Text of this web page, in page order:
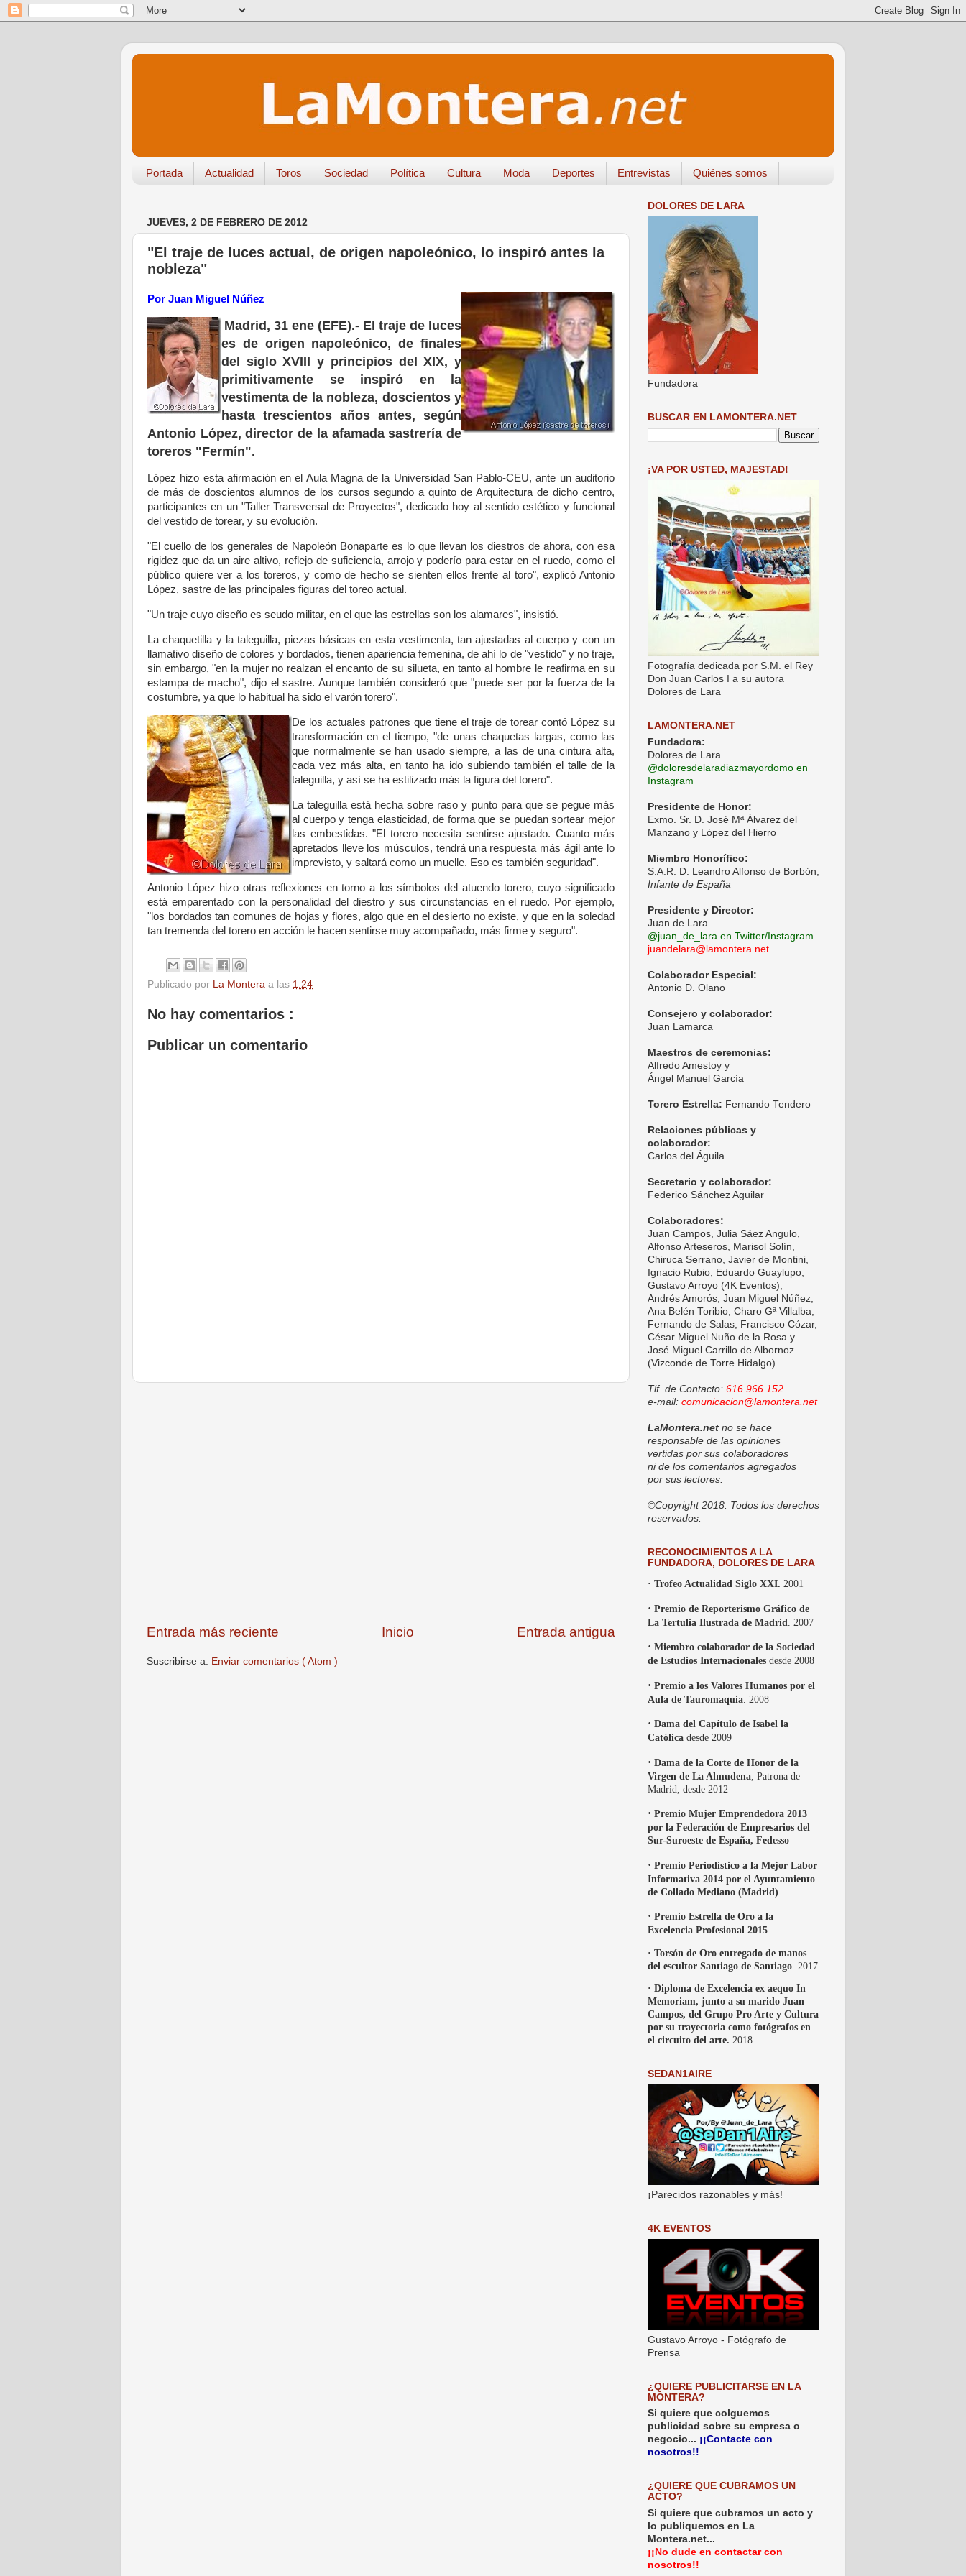
Portada Actualidad Toros Sociedad Política Cultura Moda Deportes Entrevistas Quiénes somos
JUEVES, 2 DE FEBRERO DE 2012
"El traje de luces actual, de origen napoleónico, lo inspiró antes la
nobleza"
Por Juan Miguel Núñez
Madrid, 31 ene (EFE).- El traje de luces
es de origen napoleónico, de finales
del siglo XVIII y principios del XIX, y
primitivamente se inspiró en la
vestimenta de la nobleza, doscientos y
hasta trescientos años antes, según
Antonio López, director de la afamada sastrería de
toreros "Fermín".
López hizo esta afirmación en el Aula Magna de la Universidad San Pablo-CEU, ante un auditorio
de más de doscientos alumnos de los cursos segundo a quinto de Arquitectura de dicho centro,
participantes en un "Taller Transversal de Proyectos", dedicado hoy al sentido estético y funcional
del vestido de torear, y su evolución.
"El cuello de los generales de Napoleón Bonaparte es lo que llevan los diestros de ahora, con esa
rigidez que da un aire altivo, reflejo de suficiencia, arrojo y poderío para estar en el ruedo, como el
público quiere ver a los toreros, y como de hecho se sienten ellos frente al toro", explicó Antonio
López, sastre de las principales figuras del toreo actual.
"Un traje cuyo diseño es seudo militar, en el que las estrellas son los alamares", insistió.
La chaquetilla y la taleguilla, piezas básicas en esta vestimenta, tan ajustadas al cuerpo y con un
llamativo diseño de colores y bordados, tienen apariencia femenina, de ahí lo de "vestido" y no traje,
sin embargo, "en la mujer no realzan el encanto de su silueta, en tanto al hombre le reafirma en su
estampa de macho", dijo el sastre. Aunque también consideró que "puede ser por la fuerza de la
costumbre, ya que lo habitual ha sido el varón torero".
De los actuales patrones que tiene el traje de torear contó López su
transformación en el tiempo, "de unas chaquetas largas, como las
que normalmente se han usado siempre, a las de una cintura alta,
cada vez más alta, en tanto ha ido subiendo también el talle de la
taleguilla, y así se ha estilizado más la figura del torero".
La taleguilla está hecha sobre raso y punto para que se pegue más
al cuerpo y tenga elasticidad, de forma que se puedan sortear mejor
las embestidas. "El torero necesita sentirse ajustado. Cuanto más
apretados lleve los músculos, tendrá una respuesta más ágil ante lo
imprevisto, y saltará como un muelle. Eso es también seguridad".
Antonio López hizo otras reflexiones en torno a los símbolos del atuendo torero, cuyo significado
está emparentado con la personalidad del diestro y sus circunstancias en el ruedo. Por ejemplo,
"los bordados tan comunes de hojas y flores, algo que en el desierto no existe, y que en la soledad
tan tremenda del torero en acción le hacen sentirse muy acompañado, más firme y seguro".
Publicado por La Montera a las 1:24
No hay comentarios :
Publicar un comentario
Entrada más reciente Entrada antigua
Inicio
Suscribirse a: Enviar comentarios ( Atom )
DOLORES DE LARA
Fundadora
BUSCAR EN LAMONTERA.NET
¡VA POR USTED, MAJESTAD!
Fotografía dedicada por S.M. el Rey
Don Juan Carlos I a su autora
Dolores de Lara
LAMONTERA.NET
Fundadora:
Dolores de Lara
@doloresdelaradiazmayordomo en
Instagram
Presidente de Honor:
Exmo. Sr. D. José Mª Álvarez del
Manzano y López del Hierro
Miembro Honorífico:
S.A.R. D. Leandro Alfonso de Borbón,
Infante de España
Presidente y Director:
Juan de Lara
@juan_de_lara en Twitter/Instagram
juandelara@lamontera.net
Colaborador Especial:
Antonio D. Olano
Consejero y colaborador:
Juan Lamarca
Maestros de ceremonias:
Alfredo Amestoy y
Ángel Manuel García
Torero Estrella: Fernando Tendero
Relaciones públicas y
colaborador:
Carlos del Águila
Secretario y colaborador:
Federico Sánchez Aguilar
Colaboradores:
Juan Campos, Julia Sáez Angulo,
Alfonso Arteseros, Marisol Solín,
Chiruca Serrano, Javier de Montini,
Ignacio Rubio, Eduardo Guaylupo,
Gustavo Arroyo (4K Eventos),
Andrés Amorós, Juan Miguel Núñez,
Ana Belén Toribio, Charo Gª Villalba,
Fernando de Salas, Francisco Cózar,
César Miguel Nuño de la Rosa y
José Miguel Carrillo de Albornoz
(Vizconde de Torre Hidalgo)
Tlf. de Contacto: 616 966 152
e-mail: comunicacion@lamontera.net
LaMontera.net no se hace
responsable de las opiniones
vertidas por sus colaboradores
ni de los comentarios agregados
por sus lectores.
©Copyright 2018. Todos los derechos
reservados.
RECONOCIMIENTOS A LA
FUNDADORA, DOLORES DE LARA
· Trofeo Actualidad Siglo XXI. 2001
· Premio de Reporterismo Gráfico de
La Tertulia Ilustrada de Madrid . 2007
· Miembro colaborador de la Sociedad
de Estudios Internacionales desde 2008
· Premio a los Valores Humanos por el
Aula de Tauromaquia . 2008
· Dama del Capítulo de Isabel la
Católica desde 2009
· Dama de la Corte de Honor de la
Virgen de La Almudena , Patrona de
Madrid, desde 2012
· Premio Mujer Emprendedora 2013
por la Federación de Empresarios del
Sur-Suroeste de España, Fedesso
· Premio Periodístico a la Mejor Labor
Informativa 2014 por el Ayuntamiento
de Collado Mediano (Madrid)
· Premio Estrella de Oro a la
Excelencia Profesional 2015
· Torsón de Oro entregado de manos
del escultor Santiago de Santiago . 2017
· Diploma de Excelencia ex aequo In
Memoriam, junto a su marido Juan
Campos, del Grupo Pro Arte y Cultura
por su trayectoria como fotógrafos en
el circuito del arte. 2018
SEDAN1AIRE
¡Parecidos razonables y más!
4K EVENTOS
Gustavo Arroyo - Fotógrafo de
Prensa
¿QUIERE PUBLICITARSE EN LA
MONTERA?
Si quiere que colguemos
publicidad sobre su empresa o
negocio... ¡¡Contacte con
nosotros!!
¿QUIERE QUE CUBRAMOS UN
ACTO?
Si quiere que cubramos un acto y
lo publiquemos en La
Montera.net...
¡¡No dude en contactar con
nosotros!!